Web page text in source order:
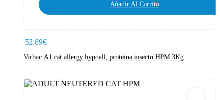
Añadir Al Carrito
52.89€
Virbac A1 cat allergy hypoall, proteina insecto HPM 3Kg